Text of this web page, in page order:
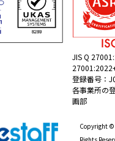
JIS Q
登録番号：
各事業所の
画部
Copyright ©